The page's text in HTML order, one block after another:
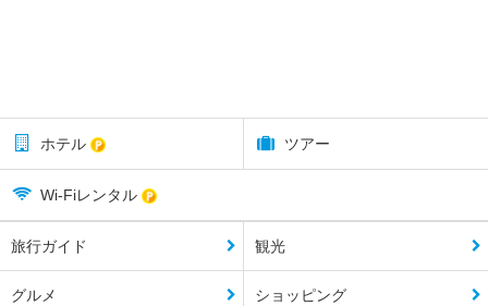
ホテル ツアー
Wi-Fiレンタル
旅行ガイド 観光
グルメ ショッピング